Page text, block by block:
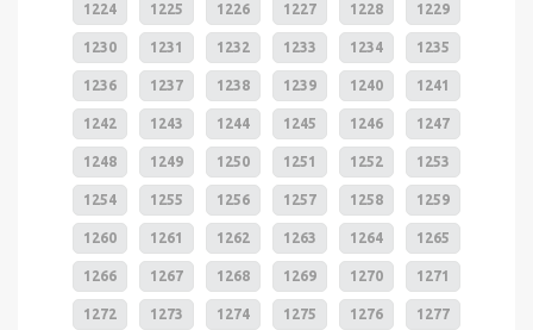
1224 1225 1226 1227 1228 1229
1230 1231 1232 1233 1234 1235
1236 1237 1238 1239 1240 1241
1242 1243 1244 1245 1246 1247
1248 1249 1250 1251 1252 1253
1254 1255 1256 1257 1258 1259
1260 1261 1262 1263 1264 1265
1266 1267 1268 1269 1270 1271
1272 1273 1274 1275 1276 1277